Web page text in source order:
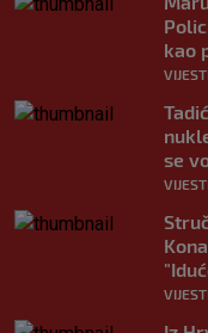
kao
se